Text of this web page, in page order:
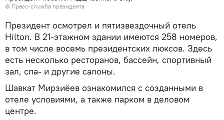
© Пресс-служба президента
Президент осмотрел и пятизвездочный отель
Hilton. В 21-этажном здании имеются 258 номеров,
в том числе восемь президентских люксов. Здесь
есть несколько ресторанов, бассейн, спортивный
зал, спа- и другие салоны.
Шавкат Мирзиёев ознакомился с созданными в
отеле условиями, а также парком в деловом
центре.